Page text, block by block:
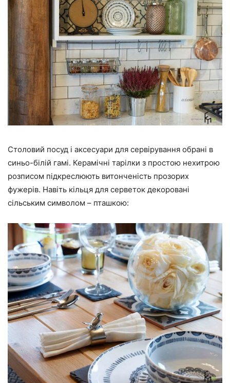
Столовий посуд і аксесуари для сервірування обрані в
синьо-білій гамі. Керамічні тарілки з простою нехитрою
розписом підкреслюють витонченість прозорих
фужерів. Навіть кільця для серветок декоровані
сільським символом – пташкою: